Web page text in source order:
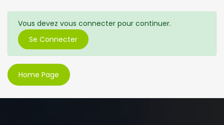
Vous devez vous connecter pour continuer.
Se Connecter
Home Page